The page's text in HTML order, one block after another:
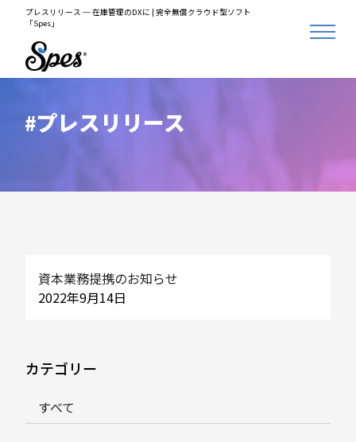
プレスリリース ─ 在庫管理のDXに | 完全無償クラウド型ソフト
「Spes」
プレスリリース
資本業務提携のお知らせ
2022年9月14日
カテゴリー
すべて